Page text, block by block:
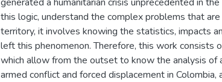
this logic, understand the complex problems that are
territory, it involves knowing the statistics, impacts
left this phenomenon. Therefore, this work consists
which allow from the outset to know the analysis of
armed conflict and forced displacement in Colombia,